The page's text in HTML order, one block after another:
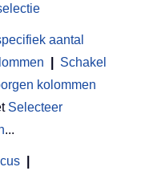
aantal
Schakel
kolommen
Selecteer
...